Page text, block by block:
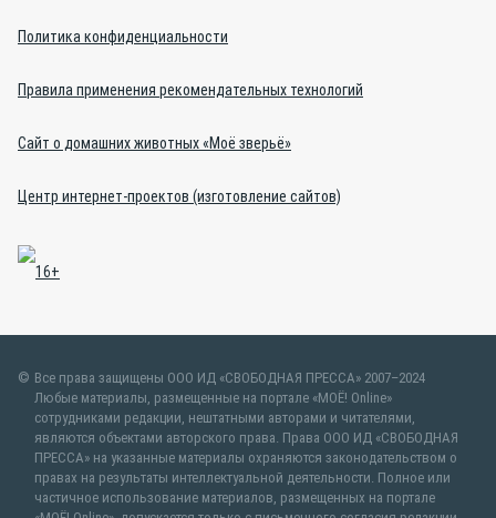
Политика конфиденциальности
Правила применения рекомендательных технологий
Сайт о домашних животных «Моё зверьё»
Центр интернет-проектов (изготовление сайтов)
Все права защищены ООО ИД «СВОБОДНАЯ ПРЕССА» 2007–2024
Любые материалы, размещенные на портале «МОЁ! Online»
сотрудниками редакции, нештатными авторами и читателями,
являются объектами авторского права. Права ООО ИД «СВОБОДНАЯ
ПРЕССА» на указанные материалы охраняются законодательством о
правах на результаты интеллектуальной деятельности. Полное или
частичное использование материалов, размещенных на портале